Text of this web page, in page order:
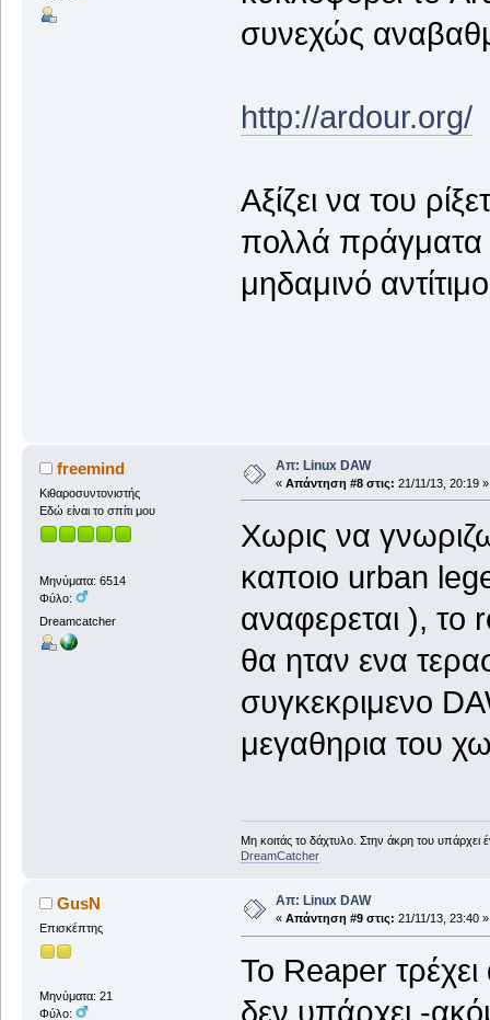
συνεχώς
http://ardour.org/
Αξίζει να του
πολλά πράγματα
μηδαμινό
freemind
Κιθαροσυντονιστής
Εδώ είναι το σπίτι μου
Μηνύματα: 6514
Φύλο:
Dreamcatcher
Απ: Linux DAW
« Απάντηση #8 στις: 21/11/13, 20:19 »
Χωρις να
καποιο urban
αναφερεται ), το
θα ηταν ενα
συγκεκριμενο
μεγαθηρια του
Μη κοιτάς το δάχτυλο. Στην άκρη του υπάρχει
DreamCatcher
GusN
Επισκέπτης
Μηνύματα: 21
Φύλο:
Απ: Linux DAW
« Απάντηση #9 στις: 21/11/13, 23:40 »
Το Reaper
δεν υπάρχει -